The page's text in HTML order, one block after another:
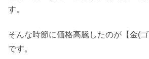
す。
そんな時節に価格高騰したのが【金(
です。